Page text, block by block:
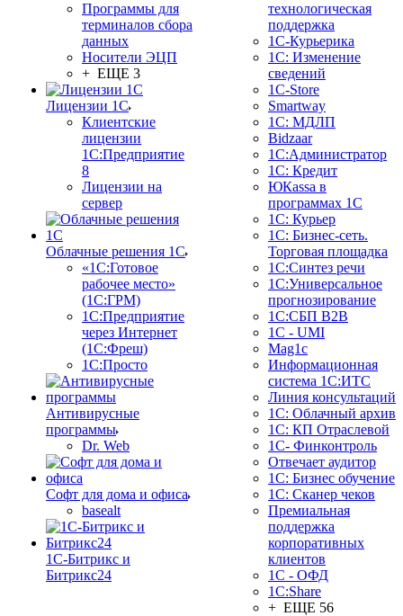
Программы для
терминалов сбора
данных
Носители ЭЦП
+ ЕЩЕ 3
Лицензии 1С
Клиентские
лицензии
1С:Предприятие
8
Лицензии на
сервер
Облачные решения 1С
«1C:Готовое
рабочее место»
(1С:ГРМ)
1С:Предприятие
через Интернет
(1С:Фреш)
1С:Просто
Антивирусные
программы
Dr. Web
Софт для дома и офиса
basealt
1С-Битрикс и
Битрикс24
технологическая
поддержка
1С-Курьерика
1С: Изменение
сведений
1C-Store
Smartway
1С: МДЛП
Bidzaar
1С:Администратор
1С: Кредит
ЮКаssа в
программах 1С
1С: Курьер
1С: Бизнес-сеть.
Торговая площадка
1С:Синтез речи
1С:Универсальное
прогнозирование
1С:СБП B2B
1C - UMI
Mag1c
Информационная
система 1С:ИТС
Линия консультаций
1С: Облачный архив
1С: КП Отраслевой
1С- Финконтроль
Отвечает аудитор
1С: Бизнес обучение
1С: Сканер чеков
Премиальная
поддержка
корпоративных
клиентов
1С - ОФД
1С:Share
+ ЕЩЕ 56